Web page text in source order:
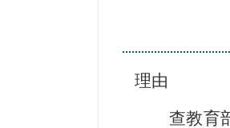
理由
查教育